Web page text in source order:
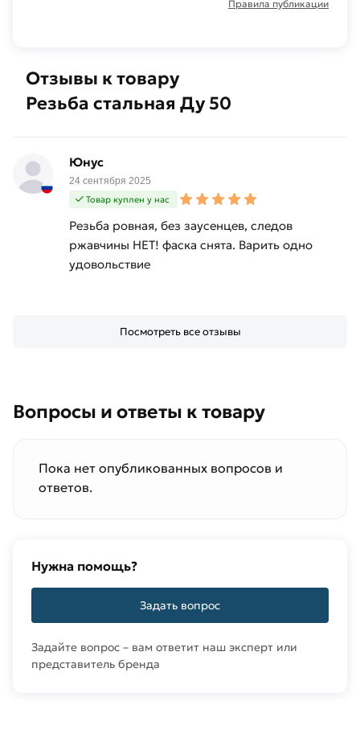
Отзывы к товару
Резьба стальная Ду 50
Юнус
24 сентября 2025
Товар куплен у нас
Резьба ровная, без заусенцев, следов
ржавчины НЕТ! фаска снята. Варить одно
удовольствие
Посмотреть все отзывы
Правила публикации
Вопросы и ответы к товару
Пока нет опубликованных вопросов и
ответов.
Нужна помощь?
Задать вопрос
Задайте вопрос – вам ответит наш эксперт или
представитель бренда